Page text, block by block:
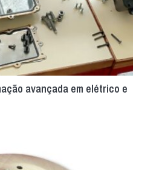
avançada em elétrico e